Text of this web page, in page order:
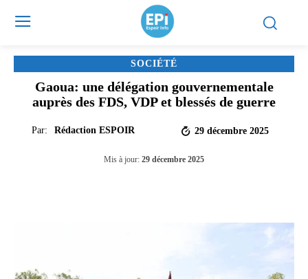
SOCIÉTÉ
Gaoua: une délégation gouvernementale
auprès des FDS, VDP et blessés de guerre
Par: Rédaction ESPOIR 29 décembre 2025
Mis à jour: 29 décembre 2025